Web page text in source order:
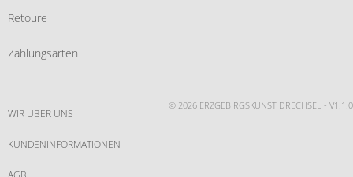
Retoure
Zahlungsarten
© 2026 ERZGEBIRGSKUNST DRECHSEL - V1.1.0
WIR ÜBER UNS
KUNDENINFORMATIONEN